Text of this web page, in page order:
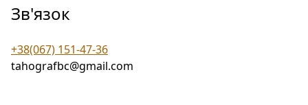
Зв'язок
+38(067) 151-47-36
tahografbc@gmail.com